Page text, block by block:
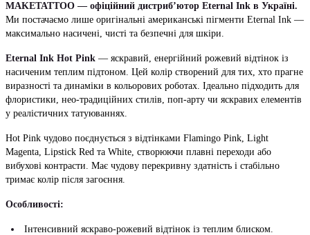
MAKETATTOO — офіційний дистриб’ютор Eternal Ink в Україні.
Ми постачаємо лише оригінальні американські пігменти Eternal Ink —
максимально насичені, чисті та безпечні для шкіри.
Eternal Ink Hot Pink — яскравий, енергійний рожевий відтінок із
насиченим теплим підтоном. Цей колір створений для тих, хто прагне
виразності та динаміки в кольорових роботах. Ідеально підходить для
флористики, нео-традиційних стилів, поп-арту чи яскравих елементів
у реалістичних татуюваннях.
Hot Pink чудово поєднується з відтінками Flamingo Pink, Light
Magenta, Lipstick Red та White, створюючи плавні переходи або
вибухові контрасти. Має чудову перекривну здатність і стабільно
тримає колір після загоєння.
Особливості:
Інтенсивний яскраво-рожевий відтінок із теплим блиском.